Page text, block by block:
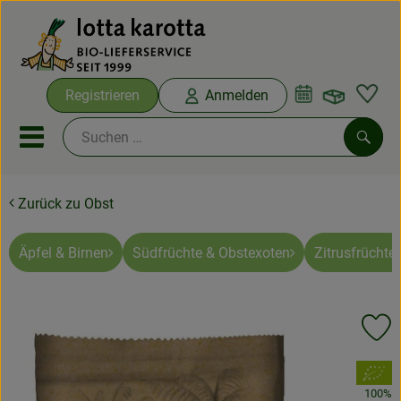
Registrieren Anmelden
Mobiles Menu öffnen oder
Ökokisten
Bio-Kochboxen
Ökokisten
Saisonthemen
Zurück zu Obst
Äpfel & Birnen Südfrüchte & Obstexoten Zitrusfrüchte
, Verband:
100%